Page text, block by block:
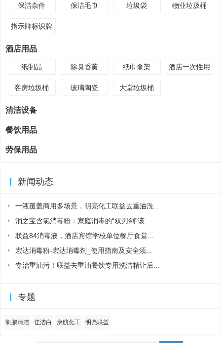
保洁杂件 保洁毛巾 垃圾袋 物业垃圾桶
指示牌标识牌
酒店用品
纸制品 除臭香薰 纸巾盒架
酒店一次性用
客房垃圾桶 玻璃陶瓷 大堂垃圾桶
清洁设备
餐饮用品
劳保用品
新闻动态
一液覆盖商用多场景，明亮化工联益去重油洗...
消之宝含氯消毒粉：家庭消毒的“双刃剑”该...
联益84消毒液，酒店宾馆学校单位餐厅食堂...
宏达消毒粉-宏达消毒剂_使用指南及安全须...
专治重油污！联益去重油餐饮专用洗洁精让后...
专题
凯鹏清洁 佳洁白 康航化工 明亮联益